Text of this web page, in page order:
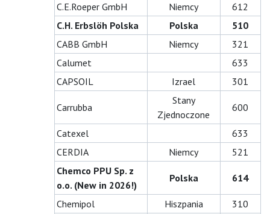
C.E.Roeper GmbH Niemcy
612
C.H. Erbslöh Polska
Polska
510
CABB GmbH
Niemcy
321
Calumet
633
CAPSOIL
Izrael 301
Carrubba
Stany
Zjednoczone
600
Catexel
633
CERDIA
Niemcy
521
Chemco PPU Sp. z
o.o. (New in 2026!)
Polska 614
Chemipol Hiszpania 310